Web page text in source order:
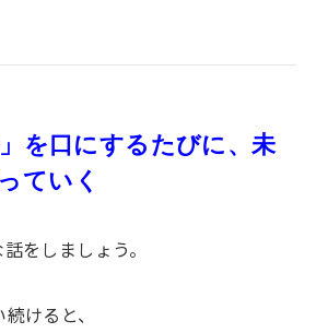
を口にするたびに、未
ていく
をしましょう。
けると、